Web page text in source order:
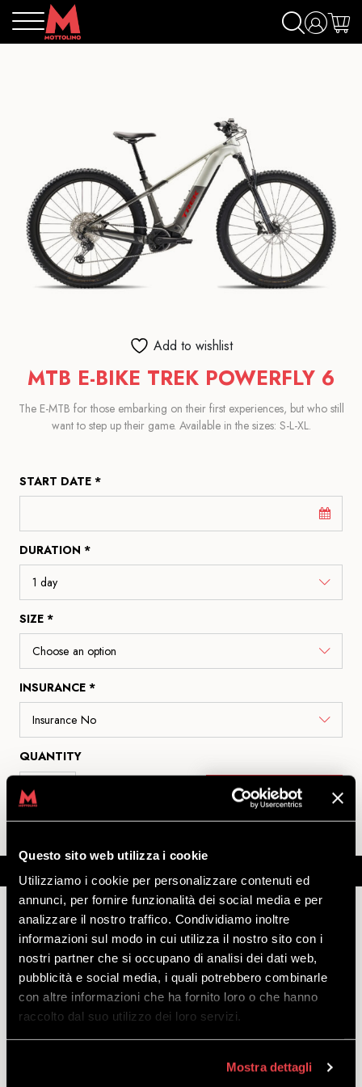
Questo sito web utilizza i cookie
Utilizziamo i cookie per personalizzare contenuti ed
annunci, per fornire funzionalità dei social media e per
analizzare il nostro traffico. Condividiamo inoltre
informazioni sul modo in cui utilizza il nostro sito con i
nostri partner che si occupano di analisi dei dati web,
pubblicità e social media, i quali potrebbero combinarle
con altre informazioni che ha fornito loro o che hanno
raccolto dal suo utilizzo dei loro servizi.
Mostra dettagli
Add to wishlist
MTB E-BIKE TREK POWERFLY 6
The E-MTB for those embarking on their first experiences, but who still
want to step up their game. Available in the sizes: S-L-XL.
START DATE *
DURATION *
SIZE *
INSURANCE *
QUANTITY
CHECK PRICE
MTB E-BIKE ENTRY LEVEL - TREK POWERFLY
6
Important:the price indicated is valid only for online
the Trek Powerfly 6 is a versatile mountain bike,